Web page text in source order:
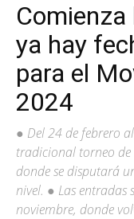
ya hay
para el
2024
● Del 24 de febrero
tradicional torneo de
donde se disputará
nivel. ● Las entradas
noviembre, donde